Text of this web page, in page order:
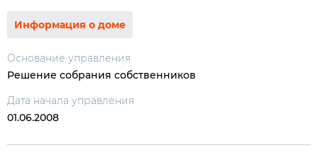
Информация о доме
Основание управления
Решение собрания собственников
Дата начала управления
01.06.2008